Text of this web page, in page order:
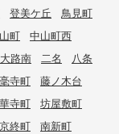
登美ケ丘
鳥見町
町
中山町西
路南 二名
八条
寺町
藤ノ木台
寺町
坊屋敷町
終町
南新町